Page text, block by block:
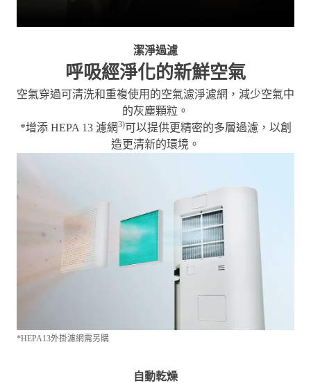
潔淨過濾
呼吸經淨化的新鮮空氣
空氣穿過可清洗和重複使用的空氣濾淨濾網，減少空氣中
的灰塵顆粒。
*增添 HEPA 13 濾網3)可以提供更精密的多層過濾，以創
造更清新的環境。
*HEPA13外掛濾網需另購
自動乾燥